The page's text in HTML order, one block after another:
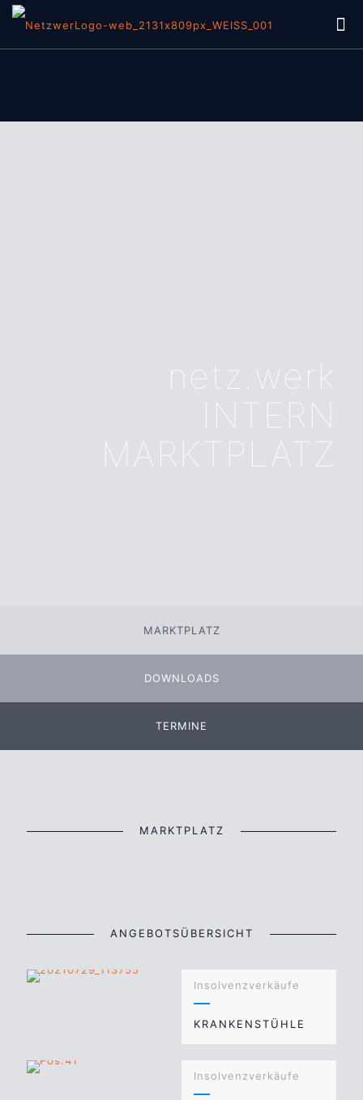
netz.werk
INTERN
MARKTPLATZ
MARKTPLATZ
DOWNLOADS
TERMINE
MARKTPLATZ
ANGEBOTSÜBERSICHT
Insolvenzverkäufe
KRANKENSTÜHLE
Insolvenzverkäufe